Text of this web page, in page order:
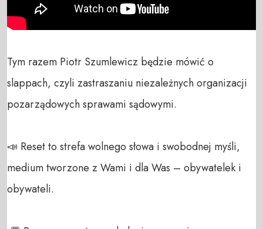
Tym razem Piotr Szumlewicz będzie mówić o
slappach, czyli zastraszaniu niezależnych organizacji
pozarządowych sprawami sądowymi.
📣 Reset to strefa wolnego słowa i swobodnej myśli,
medium tworzone z Wami i dla Was – obywatelek i
obywateli.